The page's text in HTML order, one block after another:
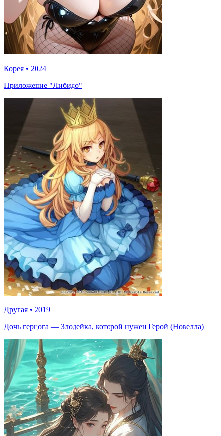
Корея • 2024
Приложение "Либидо"
Другая • 2019
Дочь герцога — Злодейка, которой нужен Герой (Новелла)